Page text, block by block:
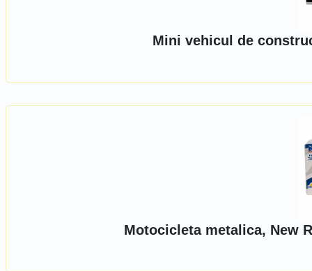
Mini vehicul de
Motocicleta metalica, New